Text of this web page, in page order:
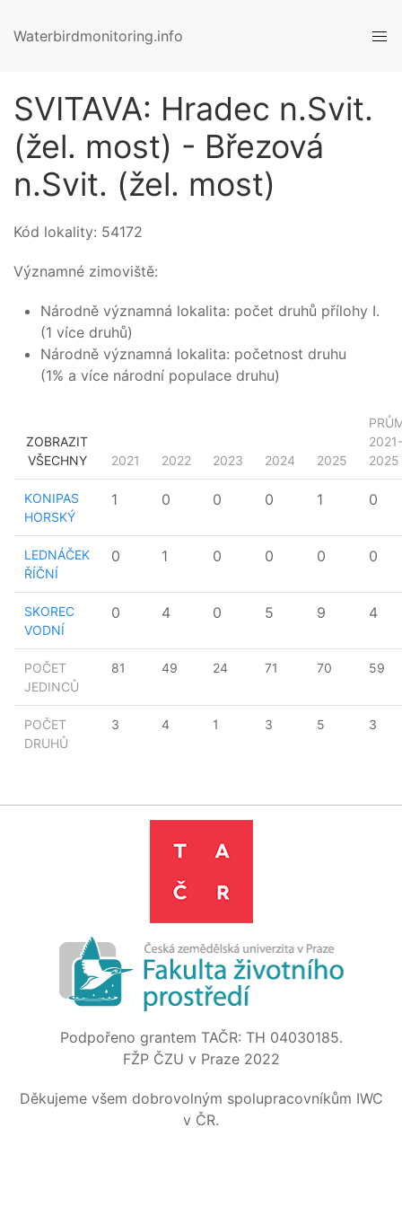
Waterbirdmonitoring.info
SVITAVA: Hradec n.Svit.
(žel. most) - Březová
n.Svit. (žel. most)
Kód lokality: 54172
Významné zimoviště:
Národně významná lokalita: počet druhů přílohy I.
(1 více druhů)
Národně významná lokalita: početnost druhu
(1% a více národní populace druhu)
ZOBRAZIT
VŠECHNY
2021 2022 2023 2024 2025
2021-
2025
POČET
JEDINCŮ
81 49 24 71 70 59
POČET
DRUHŮ
3 4 1 3 5 3
KONIPAS
HORSKÝ
1 0 0 0 1 0
LEDNÁČEK
ŘÍČNÍ
0 1 0 0 0 0
SKOREC
VODNÍ
0 4 0 5 9 4
Podpořeno grantem TAČR: TH 04030185.
FŽP ČZU v Praze 2022
Děkujeme všem dobrovolným spolupracovníkům IWC
v ČR.